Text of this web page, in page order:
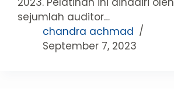
sejumlah auditor…
chandra achmad
September 7, 2023